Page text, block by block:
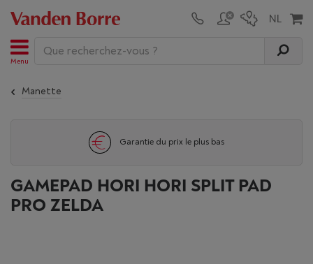
Menu
Manette
Un service après-vente sans pareil
GAMEPAD HORI HORI SPLIT PAD
PRO ZELDA